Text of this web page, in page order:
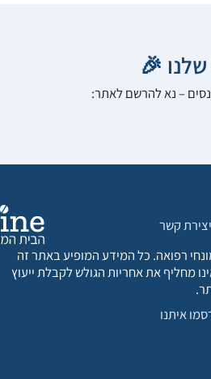
🎉
– נא להרשם לאתר:
יצירת קשר
רפואה. כל המידע המופיע באתר זה
מחליף את אחריות הגולש לקבלת ייעוץ
איתנו